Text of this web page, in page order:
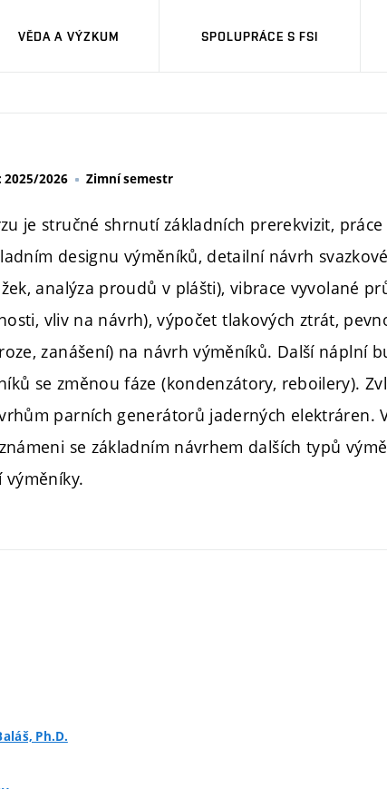
VĚDA A VÝZKUM SPOLUPRÁCE S FSI
2025/2026 Zimní semestr
je stručné shrnutí základních prerekvizit, práce
designu výměníků, detailní návrh
analýza proudů v plášti), vibrace vyvolané
vliv na návrh), výpočet tlakových ztrát,
zanášení) na návrh výměníků. Další náplní
se změnou fáze (kondenzátory, reboilery).
parních generátorů jaderných elektráren.
se základním návrhem dalších typů
výměníky.
Ph.D.